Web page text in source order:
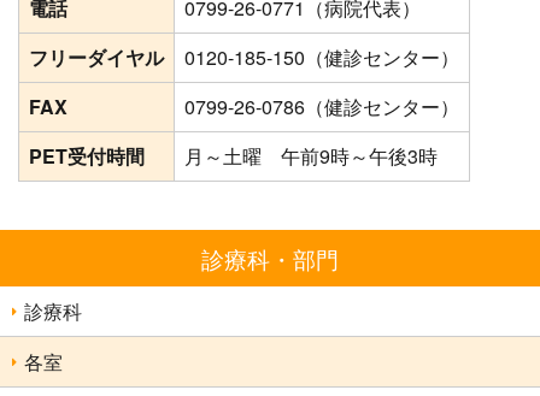
電話
0799-26-0771（病院代表）
フリーダイヤル
0120-185-150（健診センター）
FAX
0799-26-0786（健診センター）
PET受付時間
月～土曜 午前9時～午後3時
診療科・部門
診療科
各室